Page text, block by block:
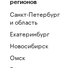
регионов
Санкт-Петербург
и область
Екатеринбург
Новосибирск
Омск